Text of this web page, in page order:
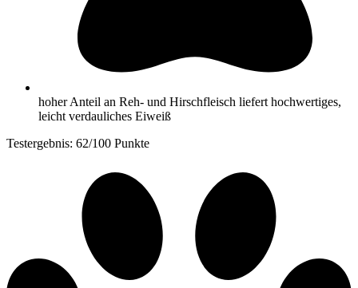
hoher Anteil an Reh- und Hirschfleisch liefert hochwertiges,
leicht verdauliches Eiweiß
Testergebnis: 62/100 Punkte